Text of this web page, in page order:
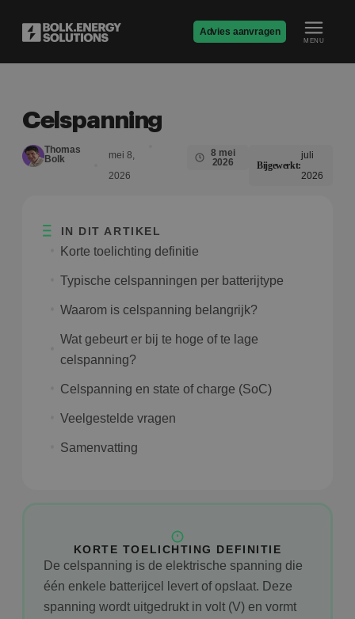
Advies aanvragen
MENU
Celspanning
Thomas
Bolk
mei 8,
2026
8 mei
2026
Bijgewerkt:
juli
2026
IN DIT ARTIKEL
Korte toelichting definitie
Typische celspanningen per batterijtype
Waarom is celspanning belangrijk?
Wat gebeurt er bij te hoge of te lage
celspanning?
Celspanning en state of charge (SoC)
Veelgestelde vragen
Samenvatting
KORTE TOELICHTING DEFINITIE
De celspanning is de elektrische spanning die
één enkele batterijcel levert of opslaat. Deze
spanning wordt uitgedrukt in volt (V) en vormt